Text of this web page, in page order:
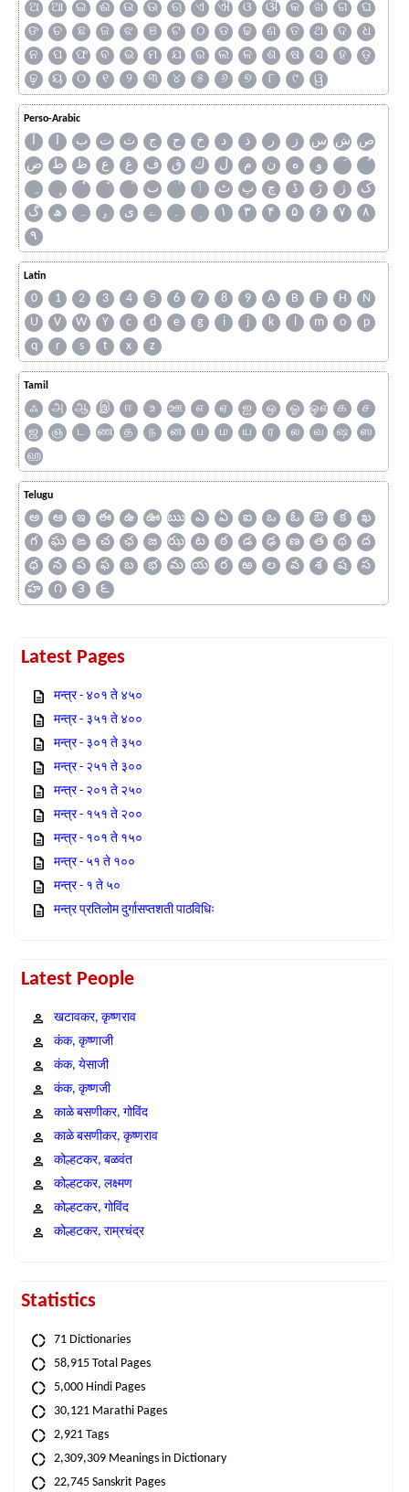
ଅ ଆ ଇ ଈ ଉ ଊ ଋ ଏ ଐ ଓ ଔ କ ଖ ଗ
ଘ
ଙ
ଚ ଛ ଜ ଝ ଞ ଟ ଠ ଡ ଢ ଣ ତ ଥ ଦ
ଧ
ନ
ପ ଫ ବ ଭ ମ ଯ ର ଲ ଳ ଶ ଷ ସ ହ
ଡ଼
ଢ଼
ୟ ୦ ୧ ୨ ୩ ୪ ୫ ୬ ୭ ୮ ୯ ୱ
Perso-Arabic
آ ا ب ت ث ج ح خ د ذ ر ز س ش ص
ض
ط ظ ع غ ف ق ك ل م ن ه
و
ٮ
ٲ ٹ پ چ ڈ ڑ ژ
ک
گ
ھ ہ ۄ ی ے ۔ ۱ ۳ ۴ ۵ ۶ ۷
۸
۹
Latin
0 1 2 3 4 5 6 7 8 9 A B F H
N
U
V W Y c d e g i j k l m o
p
q
r s t x z
Tamil
ஃ அ ஆ இ ஈ உ ஊ எ ஏ ஐ ஒ ஓ ஔ க
ச
ஜ
ஞ ட ண த ந ன ப ம ய ர ல வ ஷ
ஸ
ஹ
Telugu
అ ఆ ఇ ఈ ఉ ఊ ఋ ఎ ఏ ఐ ఒ ఓ ఔ క
ఖ
గ
ఘ ఙ చ ఛ జ ఝ ట ఠ డ ఢ ణ త థ
ద
ధ
న ప ఫ బ భ మ య ర ఱ ల వ శ ష
స
హ
౧ ౩ ౬
Latest Pages
मन्त्र - ४०१ ते ४५०
मन्त्र - ३५१ ते ४००
मन्त्र - ३०१ ते ३५०
मन्त्र - २५१ ते ३००
मन्त्र - २०१ ते २५०
मन्त्र - १५१ ते २००
मन्त्र - १०१ ते १५०
मन्त्र - ५१ ते १००
मन्त्र - १ ते ५०
मन्त्र प्रतिलोम दुर्गासप्तशती पाठविधिः
Latest People
खटावकर, कृष्णराव
कंक, कृष्णाजी
कंक, येसाजी
कंक, कृष्णजी
काळे बसणीकर, गोविंद
काळे बसणीकर, कृष्णराव
कोल्हटकर, बळवंत
कोल्हटकर, लक्ष्मण
कोल्हटकर, गोविंद
कोल्हटकर, राम्रचंद्र
Statistics
71 Dictionaries
58,915 Total Pages
5,000 Hindi Pages
30,121 Marathi Pages
2,921 Tags
2,309,309 Meanings in Dictionary
22,745 Sanskrit Pages